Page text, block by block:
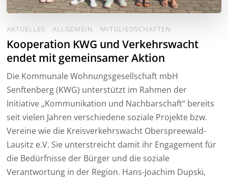
AKTUELLES ALLGEMEIN MITGLIEDSCHAFTEN
Kooperation KWG und Verkehrswacht
endet mit gemeinsamer Aktion
Die Kommunale Wohnungsgesellschaft mbH
Senftenberg (KWG) unterstützt im Rahmen der
Initiative „Kommunikation und Nachbarschaft“ bereits
seit vielen Jahren verschiedene soziale Projekte bzw.
Vereine wie die Kreisverkehrswacht Oberspreewald-
Lausitz e.V. Sie unterstreicht damit ihr Engagement für
die Bedürfnisse der Bürger und die soziale
Verantwortung in der Region. Hans-Joachim Dupski,